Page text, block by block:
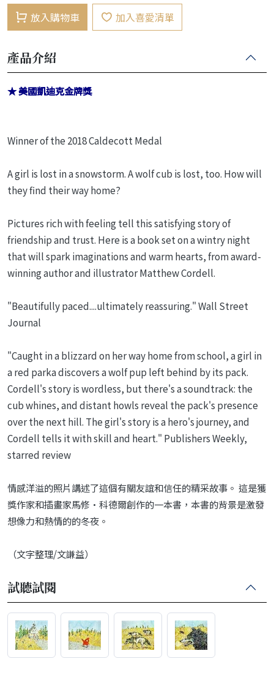
放入購物車 加入喜愛清單
產品介紹
★ 美國凱迪克金牌獎
Winner of the 2018 Caldecott Medal
A girl is lost in a snowstorm. A wolf cub is lost, too. How will
they find their way home?
Pictures rich with feeling tell this satisfying story of
friendship and trust. Here is a book set on a wintry night
that will spark imaginations and warm hearts, from award-
winning author and illustrator Matthew Cordell.
"Beautifully paced....ultimately reassuring." Wall Street
Journal
"Caught in a blizzard on her way home from school, a girl in
a red parka discovers a wolf pup left behind by its pack.
Cordell's story is wordless, but there's a soundtrack: the
cub whines, and distant howls reveal the pack's presence
over the next hill. The girl's story is a hero's journey, and
Cordell tells it with skill and heart." Publishers Weekly,
starred review
情感洋溢的照片講述了這個有關友誼和信任的精采故事。 這是獲
獎作家和插畫家馬修•科德爾創作的一本書，本書的背景是激發
想像力和熱情的的冬夜。
（文字整理/文謙益）
試聽試閱